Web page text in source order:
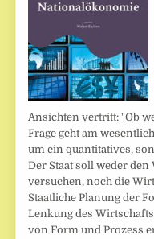
Ansichten vertritt: "Ob
Frage geht am
um ein quantitatives,
Der Staat soll weder
versuchen, noch die
Staatliche Planung der
Lenkung des
von Form und Prozess